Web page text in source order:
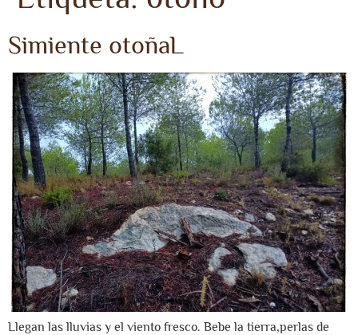
Simiente otoñaL
Llegan las lluvias y el viento fresco. Bebe la tierra,perlas de